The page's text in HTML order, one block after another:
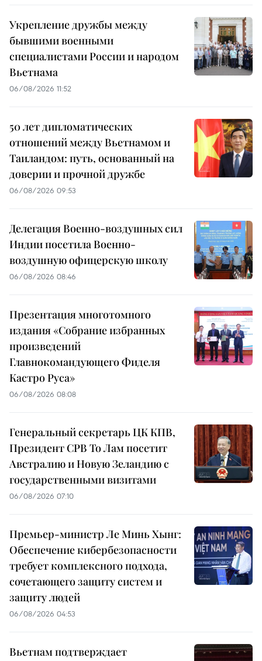
Укрепление дружбы между
бывшими военными
специалистами России и народом
Вьетнама
06/08/2026 11:52
50 лет дипломатических
отношений между Вьетнамом и
Таиландом: путь, основанный на
доверии и прочной дружбе
06/08/2026 09:53
Делегация Военно-воздушных сил
Индии посетила Военно-
воздушную офицерскую школу
06/08/2026 08:46
Презентация многотомного
издания «Собрание избранных
произведений
Главнокомандующего Фиделя
Кастро Руса»
06/08/2026 08:08
Генеральный секретарь ЦК КПВ,
Президент СРВ То Лам посетит
Австралию и Новую Зеландию с
государственными визитами
06/08/2026 07:10
Премьер-министр Ле Минь Хынг:
Обеспечение кибербезопасности
требует комплексного подхода,
сочетающего защиту систем и
защиту людей
06/08/2026 04:53
Вьетнам подтверждает